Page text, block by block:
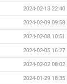
2024-02-13 22:40
2024-02-09 09:58
2024-02-08 10:51
2024-02-05 16:27
2024-02-02 08:02
2024-01-29 18:35